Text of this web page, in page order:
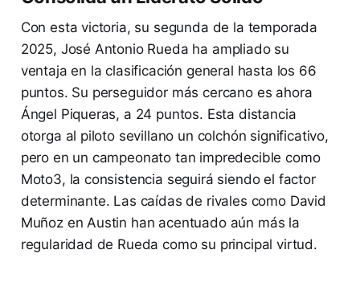
Con esta victoria, su segunda de la temporada
2025, José Antonio Rueda ha ampliado su
ventaja en la clasificación general hasta los 66
puntos. Su perseguidor más cercano es ahora
Ángel Piqueras, a 24 puntos. Esta distancia
otorga al piloto sevillano un colchón significativo,
pero en un campeonato tan impredecible como
Moto3, la consistencia seguirá siendo el factor
determinante. Las caídas de rivales como David
Muñoz en Austin han acentuado aún más la
regularidad de Rueda como su principal virtud.